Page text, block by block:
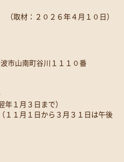
（取材：２０２６年４月１０日）
市山南町谷川１１１０番
１月３日まで）
１１月１日から３月３１日は午後